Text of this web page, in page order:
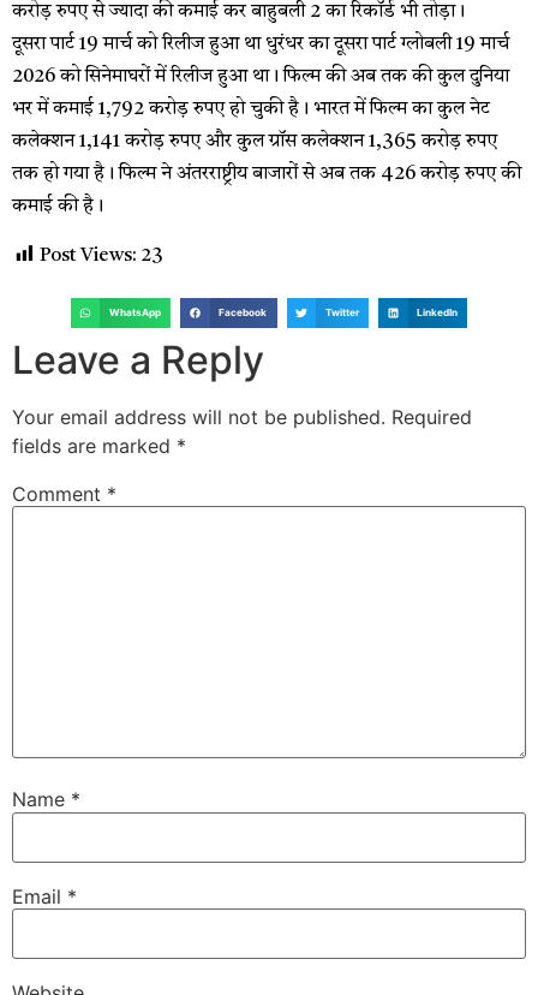
करोड़ रुपए से ज्यादा की कमाई कर बाहुबली 2 का रिकॉर्ड भी तोड़ा।
दूसरा पार्ट 19 मार्च को रिलीज हुआ था धुरंधर का दूसरा पार्ट ग्लोबली 19 मार्च
2026 को सिनेमाघरों में रिलीज हुआ था। फिल्म की अब तक की कुल दुनिया
भर में कमाई 1,792 करोड़ रुपए हो चुकी है। भारत में फिल्म का कुल नेट
कलेक्शन 1,141 करोड़ रुपए और कुल ग्रॉस कलेक्शन 1,365 करोड़ रुपए
तक हो गया है। फिल्म ने अंतरराष्ट्रीय बाजारों से अब तक 426 करोड़ रुपए की
कमाई की है।
Post Views: 23
WhatsApp Facebook Twitter LinkedIn
Leave a Reply
Your email address will not be published. Required
fields are marked *
Comment *
Name *
Email *